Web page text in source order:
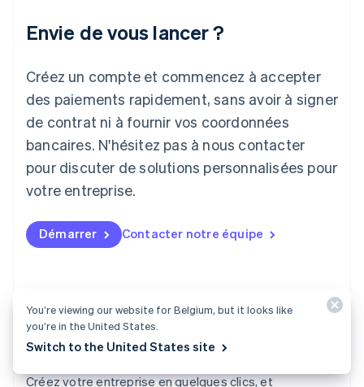
Envie de vous lancer ?
Créez un compte et commencez à accepter
des paiements rapidement, sans avoir à signer
de contrat ni à fournir vos coordonnées
bancaires. N'hésitez pas à nous contacter
pour discuter de solutions personnalisées pour
votre entreprise.
Démarrer Contacter notre équipe
Atlas
Créez votre entreprise en quelques clics, et
Japon
Lettonie
English
Liechtenstein
DeutschEnglish
Lituanie
Luxembourg
FrançaisDeutschEnglish
English简体中文
Malte
Norvège
English
English
You’re viewing our website for Belgium, but it looks like
you’re in the United States.
Switch to the United States site